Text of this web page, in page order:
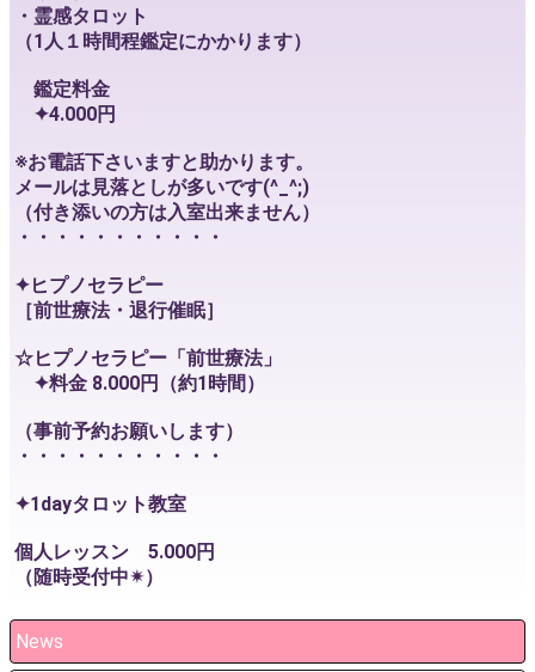
・霊感タロット
（1人１時間程鑑定にかかります）
鑑定料金
✦4.000円
※お電話下さいますと助かります。
メールは見落としが多いです(^_^;)
（付き添いの方は入室出来ません）
・・・・・・・・・・・
✦ヒプノセラピー
［前世療法・退行催眠］
☆ヒプノセラピー「前世療法」
✦料金 8.000円（約1時間）
（事前予約お願いします）
・・・・・・・・・・・
✦1dayタロット教室
個人レッスン 5.000円
（随時受付中✴）
News